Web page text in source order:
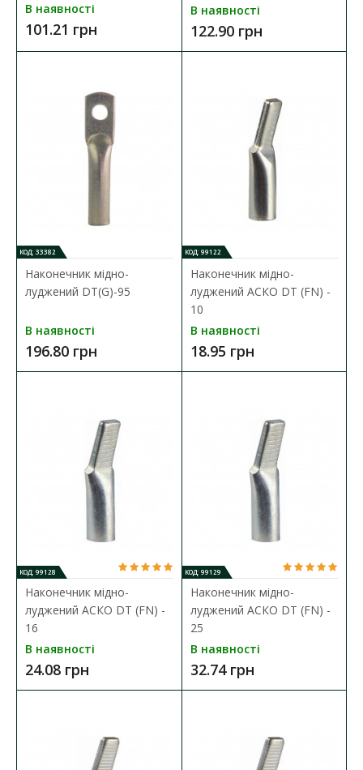
Наконечник мідно-луджений DT(G)-240
Кабельний наконечник серії DT(G) представляє собою
спеціальний елемент, які призначений дл..
765.63 грн
В порівняння
В закладки
Наконечник мідно-луджений DT(G)-25
Наявність:
В наявності
101.21 грн
В наявності
122.90 грн
КОД: 33382
Наконечник мідно-
луджений DT(G)-95
В наявності
196.80 грн
КОД: 99122
Наконечник мідно-
луджений АСКО DT (FN) -
10
В наявності
18.95 грн
КОД: 99128
Наконечник мідно-
луджений АСКО DT (FN) -
16
В наявності
24.08 грн
КОД: 99129
Наконечник мідно-
луджений АСКО DT (FN) -
25
В наявності
32.74 грн